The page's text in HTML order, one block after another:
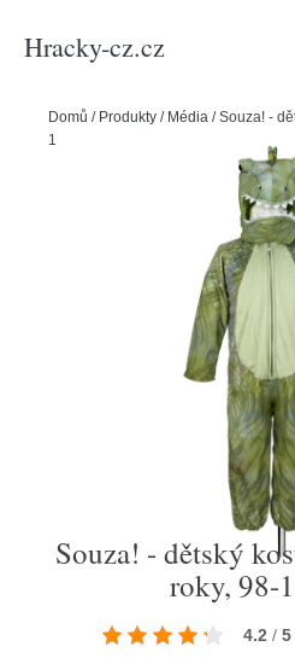
Hracky-cz.cz
Domů / Produkty / Média /Souza! -
104 cm
Souza! - dětský
roky, 98-
4.2 / 5